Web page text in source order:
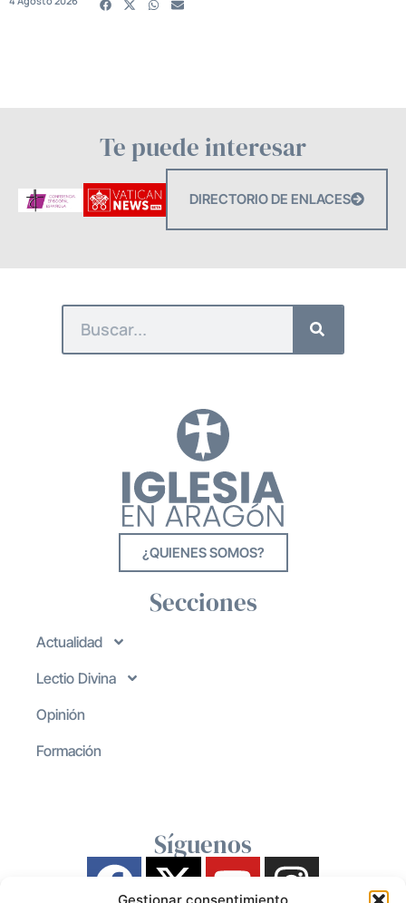
Te puede interesar
DIRECTORIO DE ENLACES
¿QUIENES SOMOS?
Secciones
Actualidad
Lectio Divina
Opinión
Formación
Síguenos